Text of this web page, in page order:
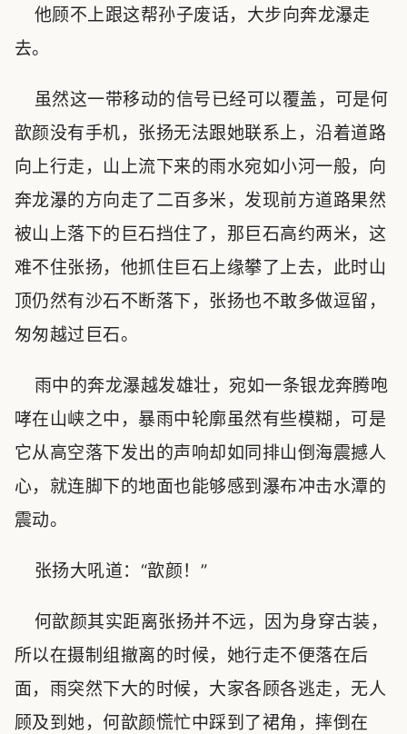
他顾不上跟这帮孙子废话，大步向奔龙瀑走
去。
虽然这一带移动的信号已经可以覆盖，可是何
歆颜没有手机，张扬无法跟她联系上，沿着道路
向上行走，山上流下来的雨水宛如小河一般，向
奔龙瀑的方向走了二百多米，发现前方道路果然
被山上落下的巨石挡住了，那巨石高约两米，这
难不住张扬，他抓住巨石上缘攀了上去，此时山
顶仍然有沙石不断落下，张扬也不敢多做逗留，
匆匆越过巨石。
雨中的奔龙瀑越发雄壮，宛如一条银龙奔腾咆
哮在山峡之中，暴雨中轮廓虽然有些模糊，可是
它从高空落下发出的声响却如同排山倒海震撼人
心，就连脚下的地面也能够感到瀑布冲击水潭的
震动。
张扬大吼道：“歆颜！”
何歆颜其实距离张扬并不远，因为身穿古装，
所以在摄制组撤离的时候，她行走不便落在后
面，雨突然下大的时候，大家各顾各逃走，无人
顾及到她，何歆颜慌忙中踩到了裙角，摔倒在